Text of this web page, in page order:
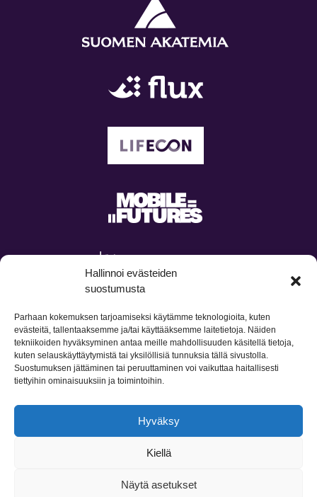
Hallinnoi evästeiden
suostumusta
Parhaan kokemuksen tarjoamiseksi käytämme teknologioita, kuten
evästeitä, tallentaaksemme ja/tai käyttääksemme laitetietoja. Näiden
tekniikoiden hyväksyminen antaa meille mahdollisuuden käsitellä tietoja,
kuten selauskäyttäytymistä tai yksilöllisiä tunnuksia tällä sivustolla.
Suostumuksen jättäminen tai peruuttaminen voi vaikuttaa haitallisesti
tiettyihin ominaisuuksiin ja toimintoihin.
Hyväksy
Kiellä
Näytä asetukset
Saavutettavuusseloste